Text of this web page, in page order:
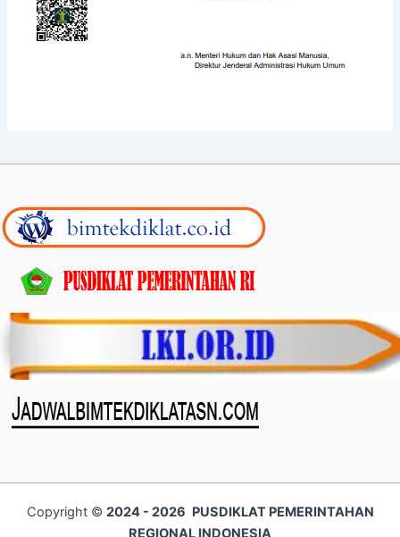
Copyright © 2024 - 2026 PUSDIKLAT PEMERINTAHAN
REGIONAL INDONESIA